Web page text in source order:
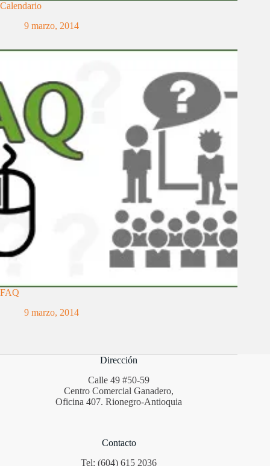
Calendario
9 marzo, 2014
FAQ
9 marzo, 2014
Dirección
Calle 49 #50-59
Centro Comercial Ganadero,
Oficina 407. Rionegro-Antioquia
Contacto
Tel: (604) 615 2036